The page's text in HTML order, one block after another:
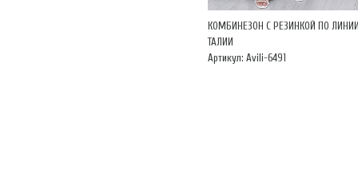
КОМБИНЕЗОН С РЕЗИНКОЙ ПО
ТАЛИИ
Артикул: Avili-6491